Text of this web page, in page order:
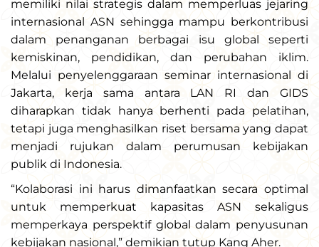
memiliki nilai strategis dalam memperluas jejaring
internasional ASN sehingga mampu berkontribusi
dalam penanganan berbagai isu global seperti
kemiskinan, pendidikan, dan perubahan iklim.
Melalui penyelenggaraan seminar internasional di
Jakarta, kerja sama antara LAN RI dan GIDS
diharapkan tidak hanya berhenti pada pelatihan,
tetapi juga menghasilkan riset bersama yang dapat
menjadi rujukan dalam perumusan kebijakan
publik di Indonesia.
“Kolaborasi ini harus dimanfaatkan secara optimal
untuk memperkuat kapasitas ASN sekaligus
memperkaya perspektif global dalam penyusunan
kebijakan nasional,” demikian tutup Kang Aher.